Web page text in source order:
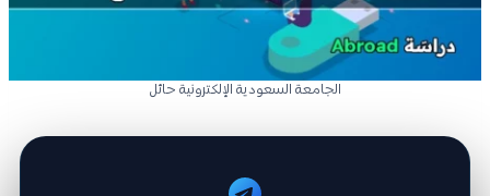
الجامعة السعودية الإلكترونية حائل